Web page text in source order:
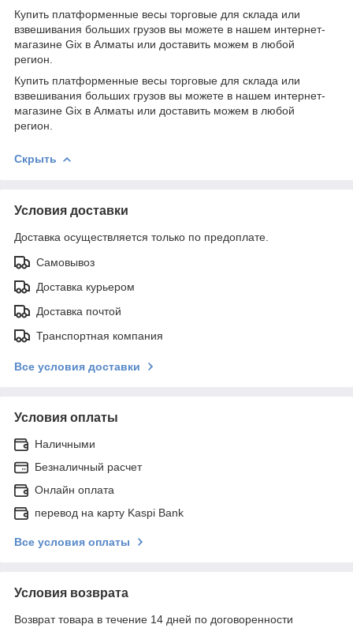
Купить платформенные весы торговые для склада или
взвешивания больших грузов вы можете в нашем интернет-
магазине Gix в Алматы или доставить можем в любой
регион.
Купить платформенные весы торговые для склада или
взвешивания больших грузов вы можете в нашем интернет-
магазине Gix в Алматы или доставить можем в любой
регион.
Скрыть
Условия доставки
Доставка осуществляется только по предоплате.
Самовывоз
Доставка курьером
Доставка почтой
Транспортная компания
Все условия доставки
Условия оплаты
Наличными
Безналичный расчет
Онлайн оплата
перевод на карту Kaspi Bank
Все условия оплаты
Условия возврата
Возврат товара в течение 14 дней по договоренности